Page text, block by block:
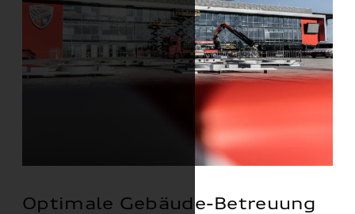
Optimale Gebäude-Betreuung